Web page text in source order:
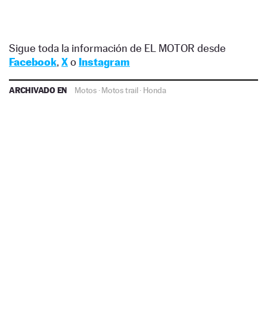
Sigue toda la información de EL MOTOR desde
Facebook, Xo Instagram
ARCHIVADO EN Motos·Motos trail· Honda